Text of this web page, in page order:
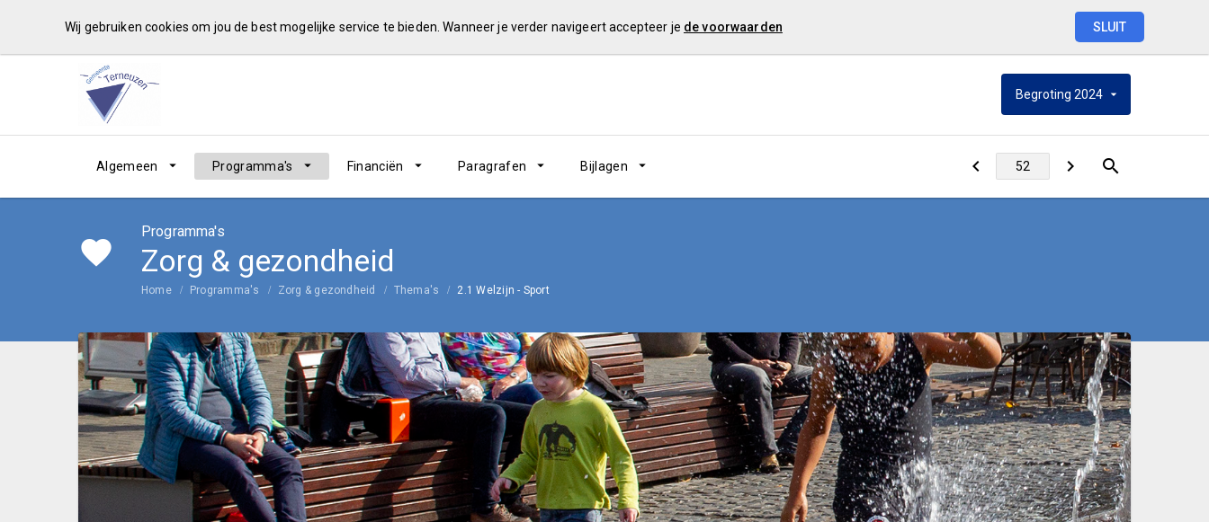
Wij gebruiken cookies om jou de best mogelijke service te bieden. Wanneer je verder navigeert accepteer je de voorwaarden SLUIT
Begroting 2024
Algemeen Programma's Financiën Paragrafen Bijlagen
Programma's
Zorg & gezondheid
Home Programma's Zorg & gezondheid Thema's 2.1 Welzijn - Sport